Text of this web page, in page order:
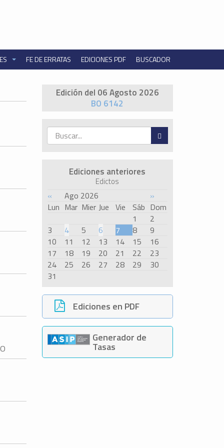
FE DE ERRATAS EDICIONES PDF BUSCADOR
Edición del 06 Agosto 2026
BO 6142
Ediciones anteriores
Edictos
« Ago 2026
»
Lun Mar Mier Jue Vie Sáb Dom
1
2
3
4 5 6 7 8
9
10
11 12 13 14 15
16
17
18 19 20 21 22
23
24
25 26 27 28 29
30
31
Ediciones en PDF
Generador de
Tasas